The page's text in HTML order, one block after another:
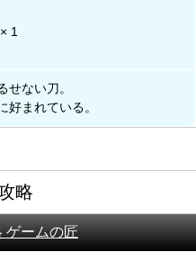
× 1
せない刀。
好まれている。
略
ゲームの匠